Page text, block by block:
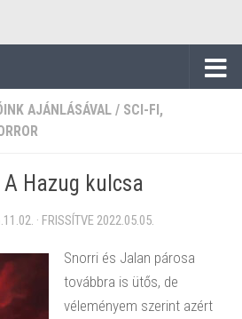
AJÁNLÁSÁVAL / SCI-FI,
​Hazug kulcsa
· FRISSÍTVE 2022.05.05.
Snorri és Jalan párosa
továbbra is ütős, de
véleményem szerint azért